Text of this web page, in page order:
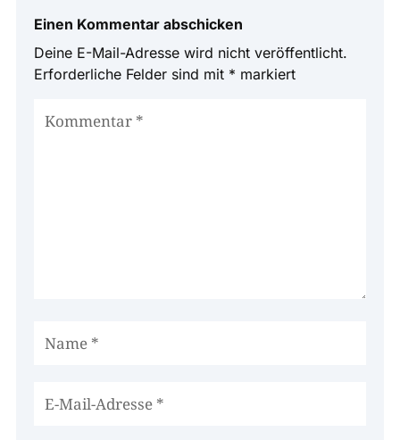
Einen Kommentar abschicken
Deine E-Mail-Adresse wird nicht veröffentlicht.
Erforderliche Felder sind mit * markiert